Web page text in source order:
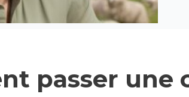
passer une